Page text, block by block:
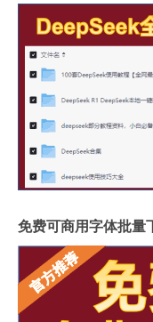
免费可商用字体批量